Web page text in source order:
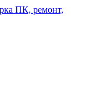
ПК, ремонт,